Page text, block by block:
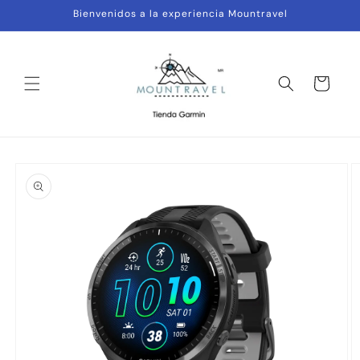
directamente
al contenido
Bienvenidos a la experiencia Mountravel
Carrito
información